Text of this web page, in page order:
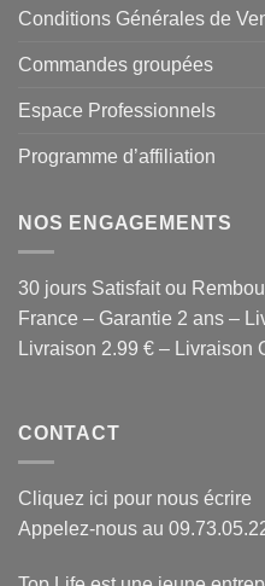
Conditions Générales de
Commandes groupées
Espace Professionnels
Programme d’affiliation
NOS ENGAGEMENTS
30 jours Satisfait ou
France – Garantie 2 ans –
Livraison 2.99 € – Livraison
CONTACT
Cliquez ici pour nous écrire
Appelez-nous au